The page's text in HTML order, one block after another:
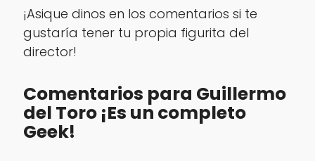
¡Asique dinos en los comentarios si te
gustaría tener tu propia figurita del
director!
Comentarios para Guillermo
del Toro ¡Es un completo
Geek!